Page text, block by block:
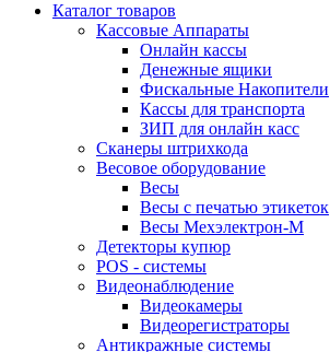
Каталог товаров
Кассовые Аппараты
Онлайн кассы
Денежные ящики
Фискальные Накопители
Кассы для транспорта
ЗИП для онлайн касс
Сканеры штрихкода
Весовое оборудование
Весы
Весы с печатью этикеток
Весы Мехэлектрон-М
Детекторы купюр
POS - системы
Видеонаблюдение
Видеокамеры
Видеорегистраторы
Антикражные системы